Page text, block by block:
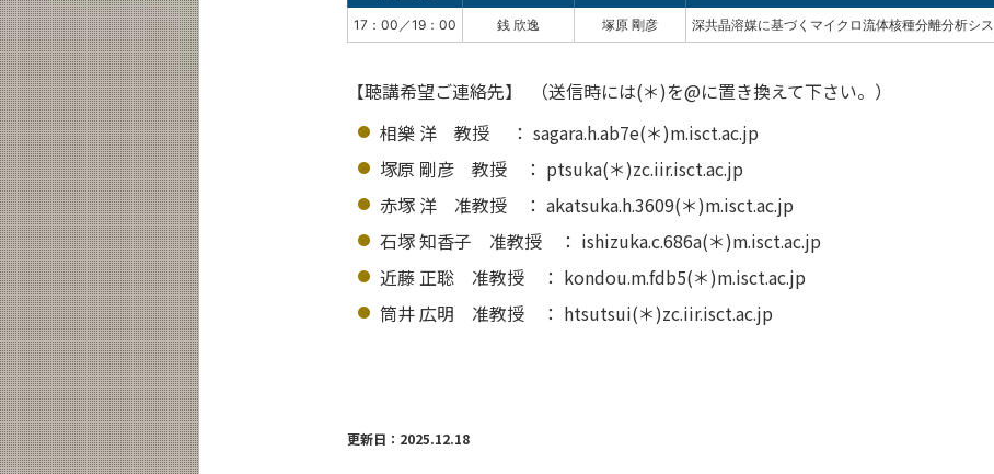
17：00／19：00 銭 欣逸 塚原 剛彦 深共晶溶媒に基づくマイクロ流体核種分離分析シ
【聴講希望ご連絡先】
（送信時には(＊)を@に置き換えて下さい。）
相樂 洋 教授 ： sagara.h.ab7e(＊)m.isct.ac.jp
塚原 剛彦 教授 ： ptsuka(＊)zc.iir.isct.ac.jp
赤塚 洋 准教授 ： akatsuka.h.3609(＊)m.isct.ac.jp
石塚 知香子 准教授 ： ishizuka.c.686a(＊)m.isct.ac.jp
近藤 正聡 准教授 ： kondou.m.fdb5(＊)m.isct.ac.jp
筒井 広明 准教授 ： htsutsui(＊)zc.iir.isct.ac.jp
更新日：2025.12.18